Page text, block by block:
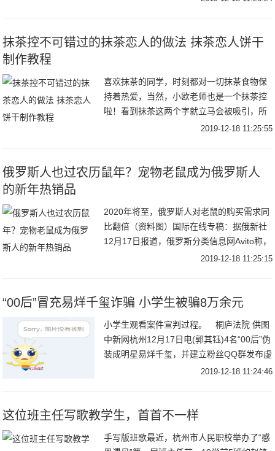
抹茶控不可错过的抹茶恋人的做法 抹茶恋人饼干
制作教程
喜欢抹茶的同学，时刻都对一切抹茶食物保
持着热爱，当然，小欧老师也是一个抹茶控
啦！看到抹茶这两个字就立马会被吸引，所
以今天给你们推荐这款饼干小点心，名字也
2019-12-18 11:25:55
俄罗斯人也过农历鼠年？宠物老鼠成为俄罗斯人
的新年热销品
2020年将至，俄罗斯人对老鼠的购买需求同
比翻倍（资料图）国际在线专稿：据俄新社
12月17日报道，俄罗斯分类信息网Avito称，
新年将至，俄罗斯人对象征着2020年的动物
2019-12-18 11:25:15
“00后”冒充易烊千玺诈骗 小学生被骗8万余元
小学生观看案件宣判过程。 桐庐法院 供图
中新网杭州12月17日电(郭其钰)4名“00后”伪
装成明星易烊千玺，并建立粉丝QQ群发布虚
假信息进行诈骗，先后骗取两名小学生8万余
2019-12-18 11:24:46
这位班主任写歌教学生，首首不一样
手写版班歌最近，杭州市人民职校举办了“感